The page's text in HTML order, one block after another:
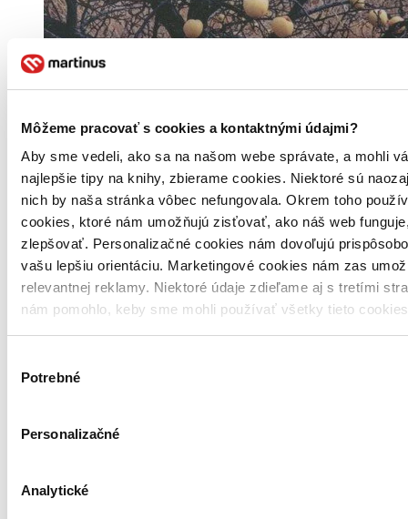
Môžeme pracovať s cookies a kontaktnými údajmi?
Aby sme vedeli, ako sa na našom webe správate, a mohli
najlepšie tipy na knihy, zbierame cookies. Niektoré sú
nich by naša stránka vôbec nefungovala. Okrem toho
cookies, ktoré nám umožňujú zisťovať, ako náš web
zlepšovať. Personalizačné cookies nám dovoľujú
vašu lepšiu orientáciu. Marketingové cookies nám zas
relevantnej reklamy. Niektoré údaje zdieľame aj s tretími
nám pomohlo, keby sme mohli používať všetky tieto
súhlasu
Potrebné
Personalizačné
Analytické
Brožovaná väzba